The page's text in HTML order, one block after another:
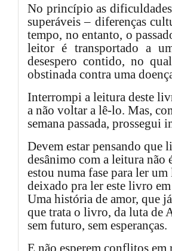
No princípio as dificuldades
superáveis – diferenças
tempo, no entanto, o
leitor é transportado a
desespero contido, no
obstinada contra uma
Interrompi a leitura deste
a não voltar a lê-lo. Mas,
semana passada,
Devem estar pensando
desânimo com a leitura não
estou numa fase para ler
deixado pra ler este livro
Uma história de amor, que
que trata o livro, da luta de
sem futuro, sem esperanças.
E não esperem conflitos